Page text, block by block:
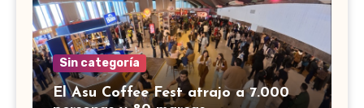
Sin categoría
El Asu Coffee Fest atrajo a 7.000